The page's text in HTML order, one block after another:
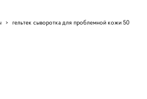
> гельтек сыворотка для проблемной кожи 50